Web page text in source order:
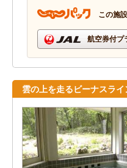
この施
航空券付プ
雲の上を走るビーナスラ